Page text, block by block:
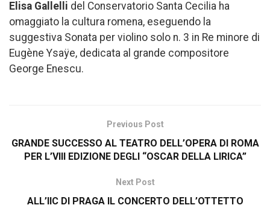
Elisa Gallelli del Conservatorio Santa Cecilia ha
omaggiato la cultura romena, eseguendo la
suggestiva Sonata per violino solo n. 3 in Re minore di
Eugène Ysaÿe, dedicata al grande compositore
George Enescu.
Previous Post
GRANDE SUCCESSO AL TEATRO DELL’OPERA DI ROMA
PER L’VIII EDIZIONE DEGLI “OSCAR DELLA LIRICA”
Next Post
ALL’IIC DI PRAGA IL CONCERTO DELL’OTTETTO